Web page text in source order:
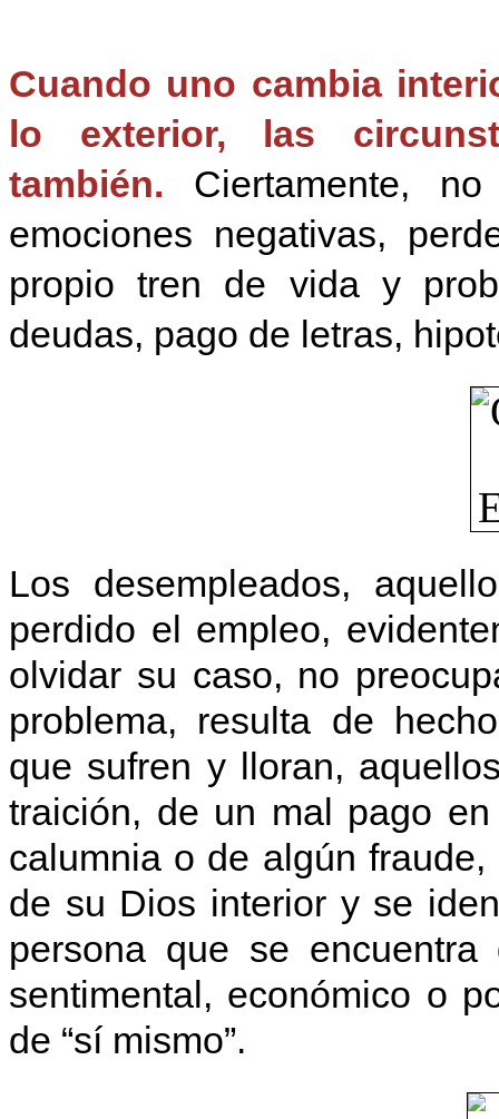
Cuando uno cambia
lo exterior, las
también. Ciertamente,
emociones negativas,
propio tren de vida y
deudas, pago de letras,
Los desempleados,
perdido el empleo,
olvidar su caso, no
problema, resulta de
que sufren y lloran,
traición, de un mal pago
calumnia o de algún
de su Dios interior y se
persona que se encuentra
sentimental, económico o
de “sí mismo”.